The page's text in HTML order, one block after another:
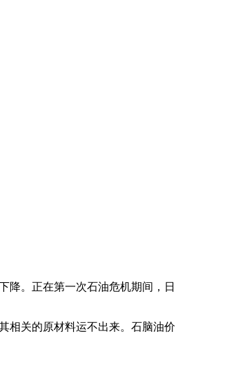
。正在第一次石油危机期间，日
相关的原材料运不出来。石脑油价